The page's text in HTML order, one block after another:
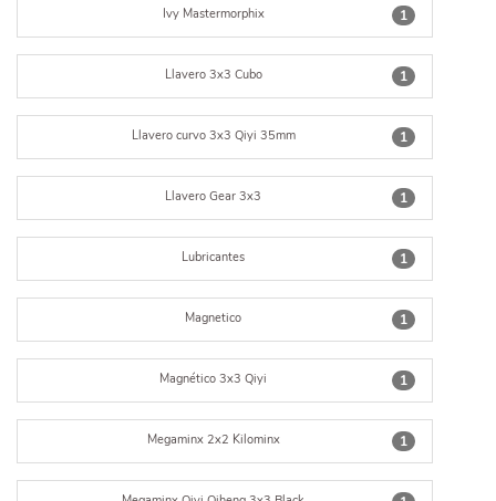
1
Ivy Mastermorphix
1
Llavero 3x3 Cubo
1
Llavero curvo 3x3 Qiyi 35mm
1
Llavero Gear 3x3
1
Lubricantes
1
Magnetico
1
Magnético 3x3 Qiyi
1
Megaminx 2x2 Kilominx